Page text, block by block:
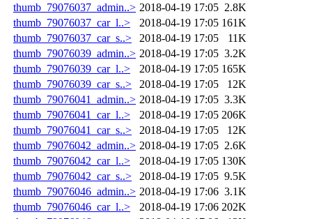
thumb_79076037_admin..> 2018-04-19 17:05 2.8K
thumb_79076037_car_l..>
2018-04-19 17:05 161K
thumb_79076037_car_s..>
2018-04-19 17:05
11K
thumb_79076039_admin..> 2018-04-19 17:05 3.2K
thumb_79076039_car_l..>
2018-04-19 17:05 165K
thumb_79076039_car_s..>
2018-04-19 17:05
12K
thumb_79076041_admin..> 2018-04-19 17:05 3.3K
thumb_79076041_car_l..>
2018-04-19 17:05 206K
thumb_79076041_car_s..>
2018-04-19 17:05
12K
thumb_79076042_admin..> 2018-04-19 17:05 2.6K
thumb_79076042_car_l..>
2018-04-19 17:05 130K
thumb_79076042_car_s..>
2018-04-19 17:05 9.5K
thumb_79076046_admin..> 2018-04-19 17:06 3.1K
thumb_79076046_car_l..>
2018-04-19 17:06 202K